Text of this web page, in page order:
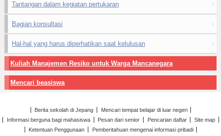
Tantangan dalam kegiatan pertukaran
Bagian konsultasi
Hal-hal yang harus diperhatikan saat kelulusan
Kuliah Manajemen Resiko untuk Warga Mancanegara
Mencari beasiswa
Berita sekolah di Jepang
Mencari tempat belajar di luar negeri
Informasi berguna bagi mahasiswa
Pesan dari senior Pencarian daftar
Site map
Ketentuan Penggunaan
Pemberitahuan mengenai informasi pribadi